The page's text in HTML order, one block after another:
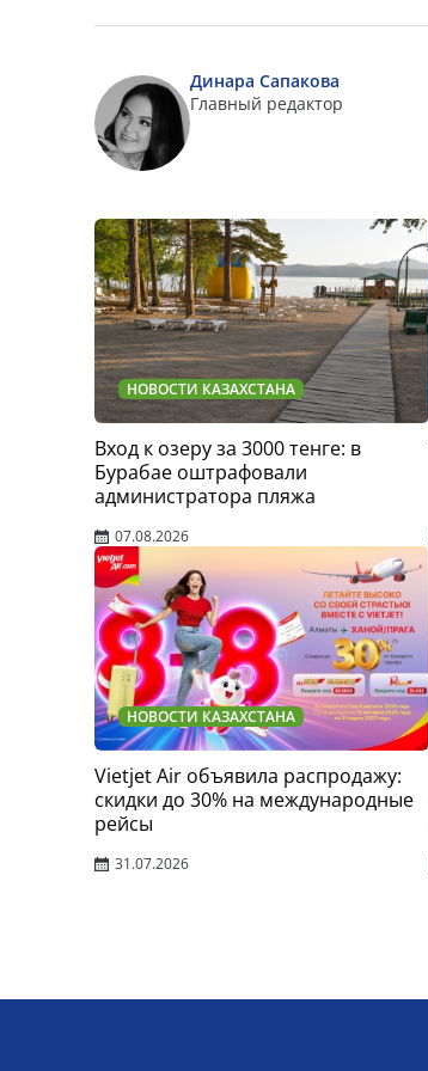
Динара Сапакова
Главный редактор
НОВОСТИ КАЗАХСТАНА
Вход к озеру за 3000 тенге: в
Бурабае оштрафовали
администратора пляжа
07.08.2026
НОВОСТИ КАЗАХСТАНА
Vietjet Air объявила распродажу:
скидки до 30% на международные
рейсы
31.07.2026